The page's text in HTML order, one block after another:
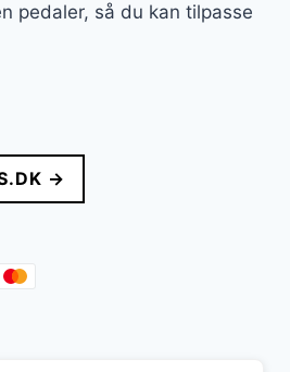
pedaler, så du kan tilpasse
→